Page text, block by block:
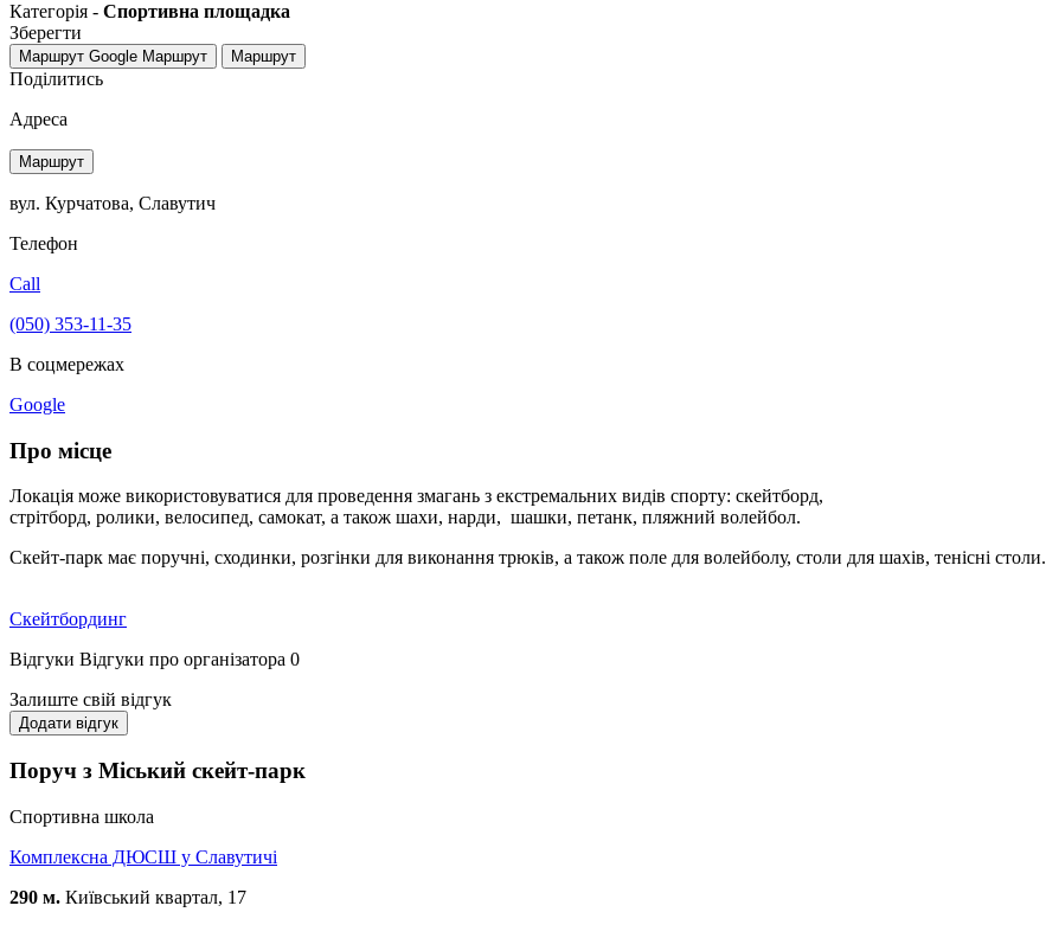
Категорія - Спортивна площадка
Зберегти
Маршрут Google Маршрут Маршрут
Поділитись
Адреса
Маршрут
вул. Курчатова, Славутич
Телефон
Call
(050) 353-11-35
В соцмережах
Google
Про місце
Локація може використовуватися для проведення змагань з екстремальних видів спорту: скейтборд,
стрітборд, ролики, велосипед, самокат, а також шахи, нарди, шашки, петанк, пляжний волейбол.
Скейт-парк має поручні, сходинки, розгінки для виконання трюків, а також поле для волейболу, столи для шахів, тенісні столи.
Скейтбординг
Відгуки Відгуки про організатора 0
Залиште свій відгук
Додати відгук
Поруч з Міський скейт-парк
Спортивна школа
Комплексна ДЮСШ у Славутичі
290 м. Київський квартал, 17